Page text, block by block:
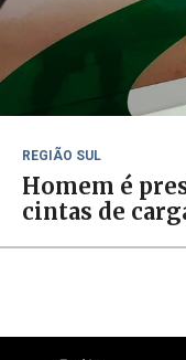
REGIÃO SUL
Homem é
cintas de